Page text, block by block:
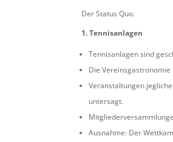
Der Status Quo.
1. Tennisanlagen
Tennisanlagen sind
Die Vereinsgastronomie
Veranstaltungen
untersagt.
Ausnahme: Der